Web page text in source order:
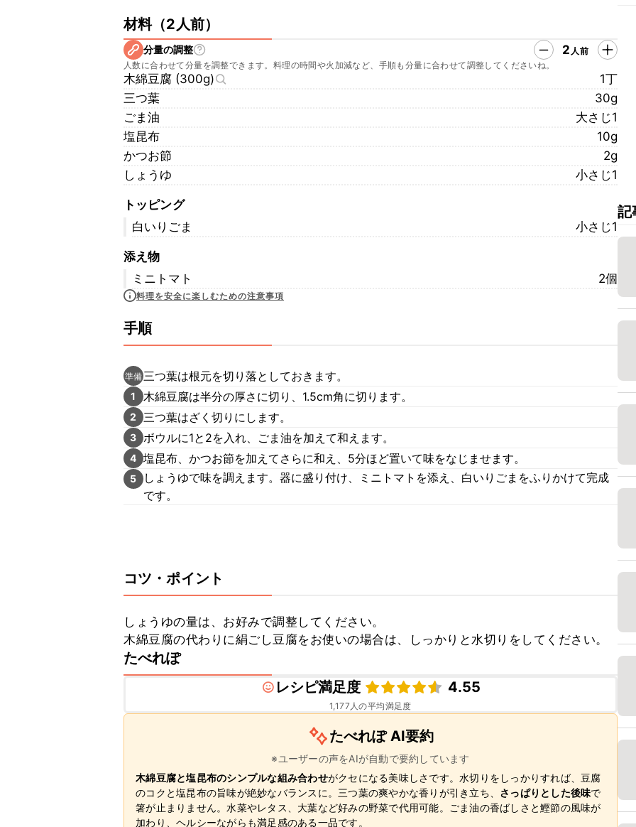
材料（2人前）
分量の調整 2 人前
人数に合わせて分量を調整できます。料理の時間や火加減など、手順も分量に合わせて調整してくださいね。
木綿豆腐 (300g)
1丁
三つ葉
30g
ごま油
大さじ1
塩昆布
10g
かつお節
2g
しょうゆ
小さじ1
トッピング
白いりごま
小さじ1
添え物
ミニトマト
2個
料理を安全に楽しむための注意事項
手順
準備 三つ葉は根元を切り落としておきます。
1 木綿豆腐は半分の厚さに切り、1.5cm角に切ります。
2 三つ葉はざく切りにします。
3 ボウルに1と2を入れ、ごま油を加えて和えます。
4 塩昆布、かつお節を加えてさらに和え、5分ほど置いて味をなじませます。
5
しょうゆで味を調えます。器に盛り付け、ミニトマトを添え、白いりごまをふりかけて完成
です。
コツ・ポイント
しょうゆの量は、お好みで調整してください。
木綿豆腐の代わりに絹ごし豆腐をお使いの場合は、しっかりと水切りをしてください。
たべれぽ
レシピ満足度
4.55
1,177 人の平均満足度
たべれぽ AI要約
※ユーザーの声をAIが自動で要約しています
木綿豆腐と塩昆布のシンプルな組み合わせがクセになる美味しさです。水切りをしっかりすれば、豆腐
のコクと塩昆布の旨味が絶妙なバランスに。三つ葉の爽やかな香りが引き立ち、 さっぱりとした後味で
箸が止まりません。水菜やレタス、大葉など好みの野菜で代用可能。ごま油の香ばしさと鰹節の風味が
加わり、ヘルシーながらも満足感のある一品です。
記